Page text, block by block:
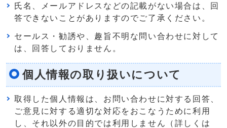
氏名、メールアドレスなどの記載がない場合は、回
答できないことがありますのでご了承ください。
セールス・勧誘や、趣旨不明な問い合わせに対して
は、回答しておりません。
個人情報の取り扱いについて
取得した個人情報は、お問い合わせに対する回答、
ご意見に対する適切な対応をおこなうために利用
し、それ以外の目的では利用しません（詳しくは